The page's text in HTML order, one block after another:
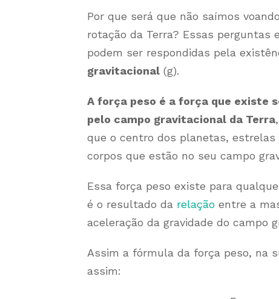
Por que será que não saímos
rotação da Terra? Essas
podem ser respondidas pela
gravitacional (g).
A força peso é a força que existe
pelo campo gravitacional da Terra
que o centro dos planetas,
corpos que estão no seu campo
Essa força peso existe para
é o resultado da relação entre a
aceleração da gravidade do campo
Assim a fórmula da força peso, na
assim: